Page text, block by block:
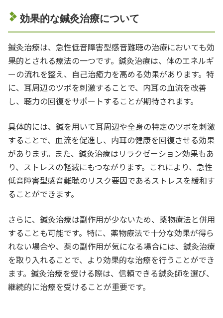
効果的な鍼灸治療について
鍼灸治療は、急性低音障害型感音難聴の治療においても効
果的とされる療法の一つです。鍼灸治療は、体のエネルギ
ーの流れを整え、自己治癒力を高める効果があります。特
に、耳周辺のツボを刺激することで、内耳の血流を改善
し、聴力の回復をサポートすることが期待されます。
具体的には、鍼を用いて耳周辺や全身の特定のツボを刺激
することで、血流を促進し、内耳の健康を回復させる効果
があります。また、鍼灸治療はリラクゼーション効果もあ
り、ストレスの軽減にもつながります。これにより、急性
低音障害型感音難聴のリスク要因であるストレスを緩和す
ることができます。
さらに、鍼灸治療は副作用が少ないため、薬物療法と併用
することも可能です。特に、薬物療法で十分な効果が得ら
れない場合や、薬の副作用が気になる場合には、鍼灸治療
を取り入れることで、より効果的な治療を行うことができ
ます。鍼灸治療を受ける際は、信頼できる鍼灸師を選び、
継続的に治療を受けることが重要です。